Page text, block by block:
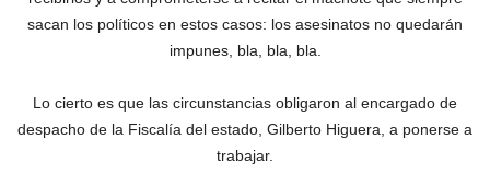
sacan los políticos en estos casos: los asesinatos no quedarán
impunes, bla, bla, bla.
Lo cierto es que las circunstancias obligaron al encargado de
despacho de la Fiscalía del estado, Gilberto Higuera, a ponerse a
trabajar.